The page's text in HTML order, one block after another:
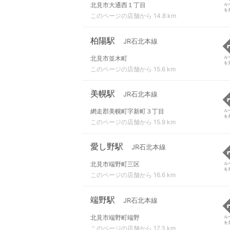
北見市大通西１丁目
このページの店舗から 14.8 km
ル
を
柏陽駅 JR石北本線
北見市並木町
このページの店舗から 15.6 km
ル
を
美幌駅 JR石北本線
網走郡美幌町字新町３丁目
このページの店舗から 15.9 km
ル
を
愛し野駅 JR石北本線
北見市端野町三区
このページの店舗から 16.6 km
ル
を
端野駅 JR石北本線
北見市端野町端野
このページの店舗から 17.3 km
ル
を